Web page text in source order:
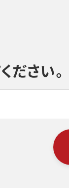
ださい。